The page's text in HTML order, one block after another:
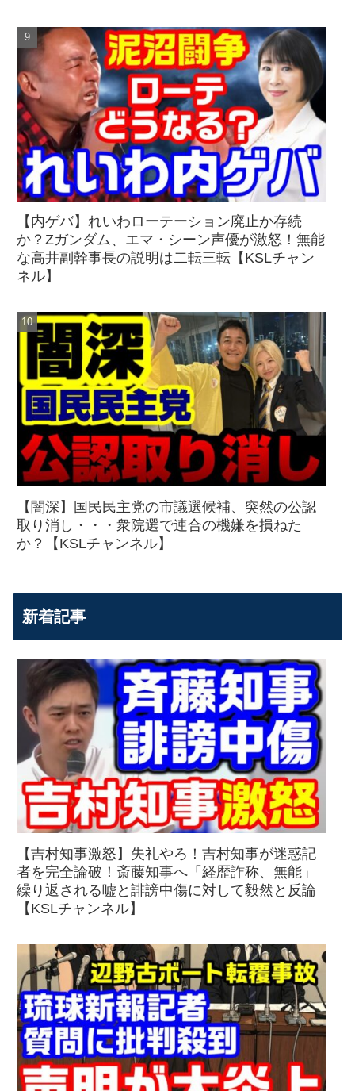
【内ゲバ】れいわローテーション廃止か存続
か？Zガンダム、エマ・シーン声優が激怒！無能
な高井副幹事長の説明は二転三転【KSLチャン
ネル】
【闇深】国民民主党の市議選候補、突然の公認
取り消し・・・衆院選で連合の機嫌を損ねた
か？【KSLチャンネル】
新着記事
【吉村知事激怒】失礼やろ！吉村知事が迷惑記
者を完全論破！斎藤知事へ「経歴詐称、無能」
繰り返される嘘と誹謗中傷に対して毅然と反論
【KSLチャンネル】